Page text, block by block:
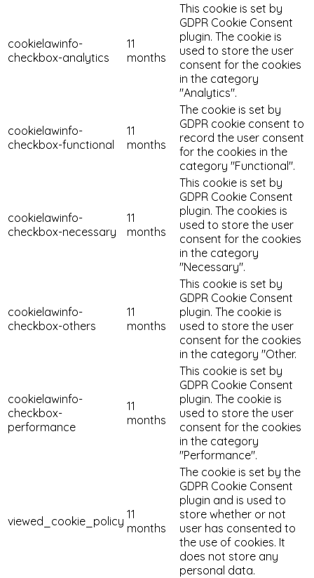
cookielawinfo-
checkbox-analytics
11
months
This cookie is set by
GDPR Cookie Consent
plugin. The cookie is
used to store the user
consent for the cookies
in the category
"Analytics".
cookielawinfo-
checkbox-functional
11
months
The cookie is set by
GDPR cookie consent to
record the user consent
for the cookies in the
category "Functional".
cookielawinfo-
checkbox-necessary
11
months
This cookie is set by
GDPR Cookie Consent
plugin. The cookies is
used to store the user
consent for the cookies
in the category
"Necessary".
cookielawinfo-
checkbox-others
11
months
This cookie is set by
GDPR Cookie Consent
plugin. The cookie is
used to store the user
consent for the cookies
in the category "Other.
cookielawinfo-
checkbox-
performance
11
months
This cookie is set by
GDPR Cookie Consent
plugin. The cookie is
used to store the user
consent for the cookies
in the category
"Performance".
viewed_cookie_policy 11
months
The cookie is set by the
GDPR Cookie Consent
plugin and is used to
store whether or not
user has consented to
the use of cookies. It
does not store any
personal data.